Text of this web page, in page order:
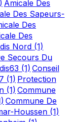
Amicale Des
Des Sapeurs-
Des
Des
Nord (1)
Secours Du
(1) Conseil
(1) Protection
(1) Commune
Commune De
Houssen (1)